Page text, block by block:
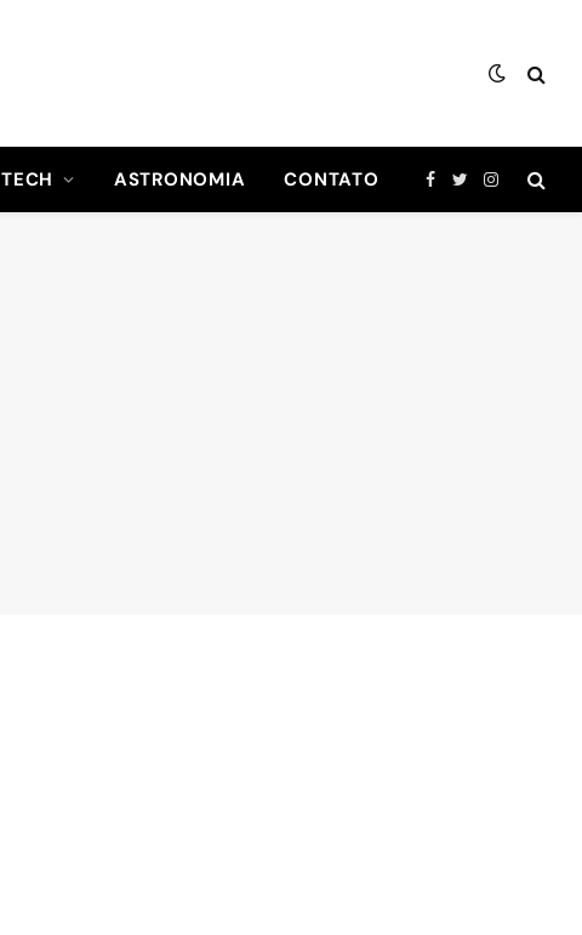
TECH ASTRONOMIA CONTATO Facebook
TwitterInstagram